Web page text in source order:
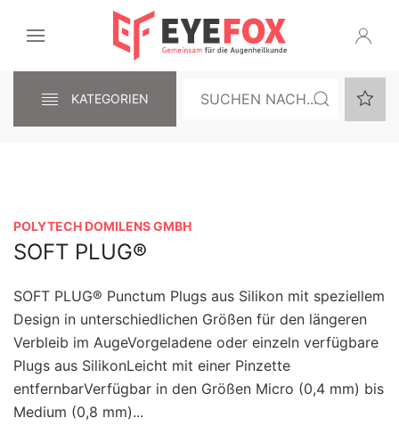
KATEGORIEN
POLYTECH DOMILENS GMBH
SOFT PLUG®
SOFT PLUG® Punctum Plugs aus Silikon mit speziellem
Design in unterschiedlichen Größen für den längeren
Verbleib im AugeVorgeladene oder einzeln verfügbare
Plugs aus SilikonLeicht mit einer Pinzette
entfernbarVerfügbar in den Größen Micro (0,4 mm) bis
Medium (0,8 mm)...